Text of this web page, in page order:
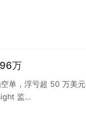
万
单，浮亏超 50 万美元
监…